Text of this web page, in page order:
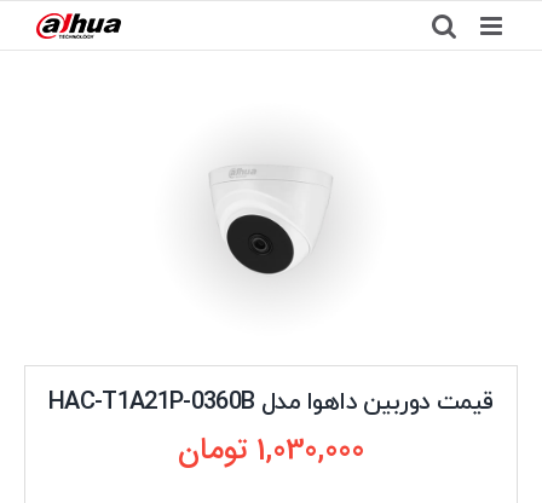
to
قیمت دوربین داهوا مدل HAC-T1A21P-0360B
1,030,000 تومان